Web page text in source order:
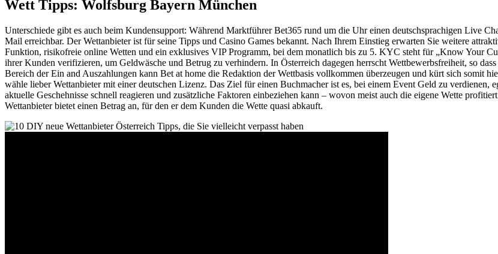
Wett Tipps: Wolfsburg Bayern München
Unterschiede gibt es auch beim Kundensupport: Während Marktführer Bet365 rund um die Uhr einen deutschsprachigen Live
Mail erreichbar. Der Wettanbieter ist für seine Tipps und Casino Games bekannt. Nach Ihrem Einstieg erwarten Sie weitere
Funktion, risikofreie online Wetten und ein exklusives VIP Programm, bei dem monatlich bis zu 5. KYC steht für „Know Your
ihrer Kunden verifizieren, um Geldwäsche und Betrug zu verhindern. In Österreich dagegen herrscht Wettbewerbsfreiheit, so
Bereich der Ein and Auszahlungen kann Bet at home die Redaktion der Wettbasis vollkommen überzeugen und kürt sich somit
wähle lieber Wettanbieter mit einer deutschen Lizenz. Das Ziel für einen Buchmacher ist es, bei einem Event Geld zu verdienen,
aktuelle Geschehnisse schnell reagieren und zusätzliche Faktoren einbeziehen kann – wovon meist auch die eigene Wette
Wettanbieter bietet einen Betrag an, für den er dem Kunden die Wette quasi abkauft.